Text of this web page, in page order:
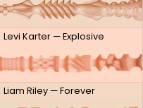
Levi Karter — Explosive
Liam Riley — Forever